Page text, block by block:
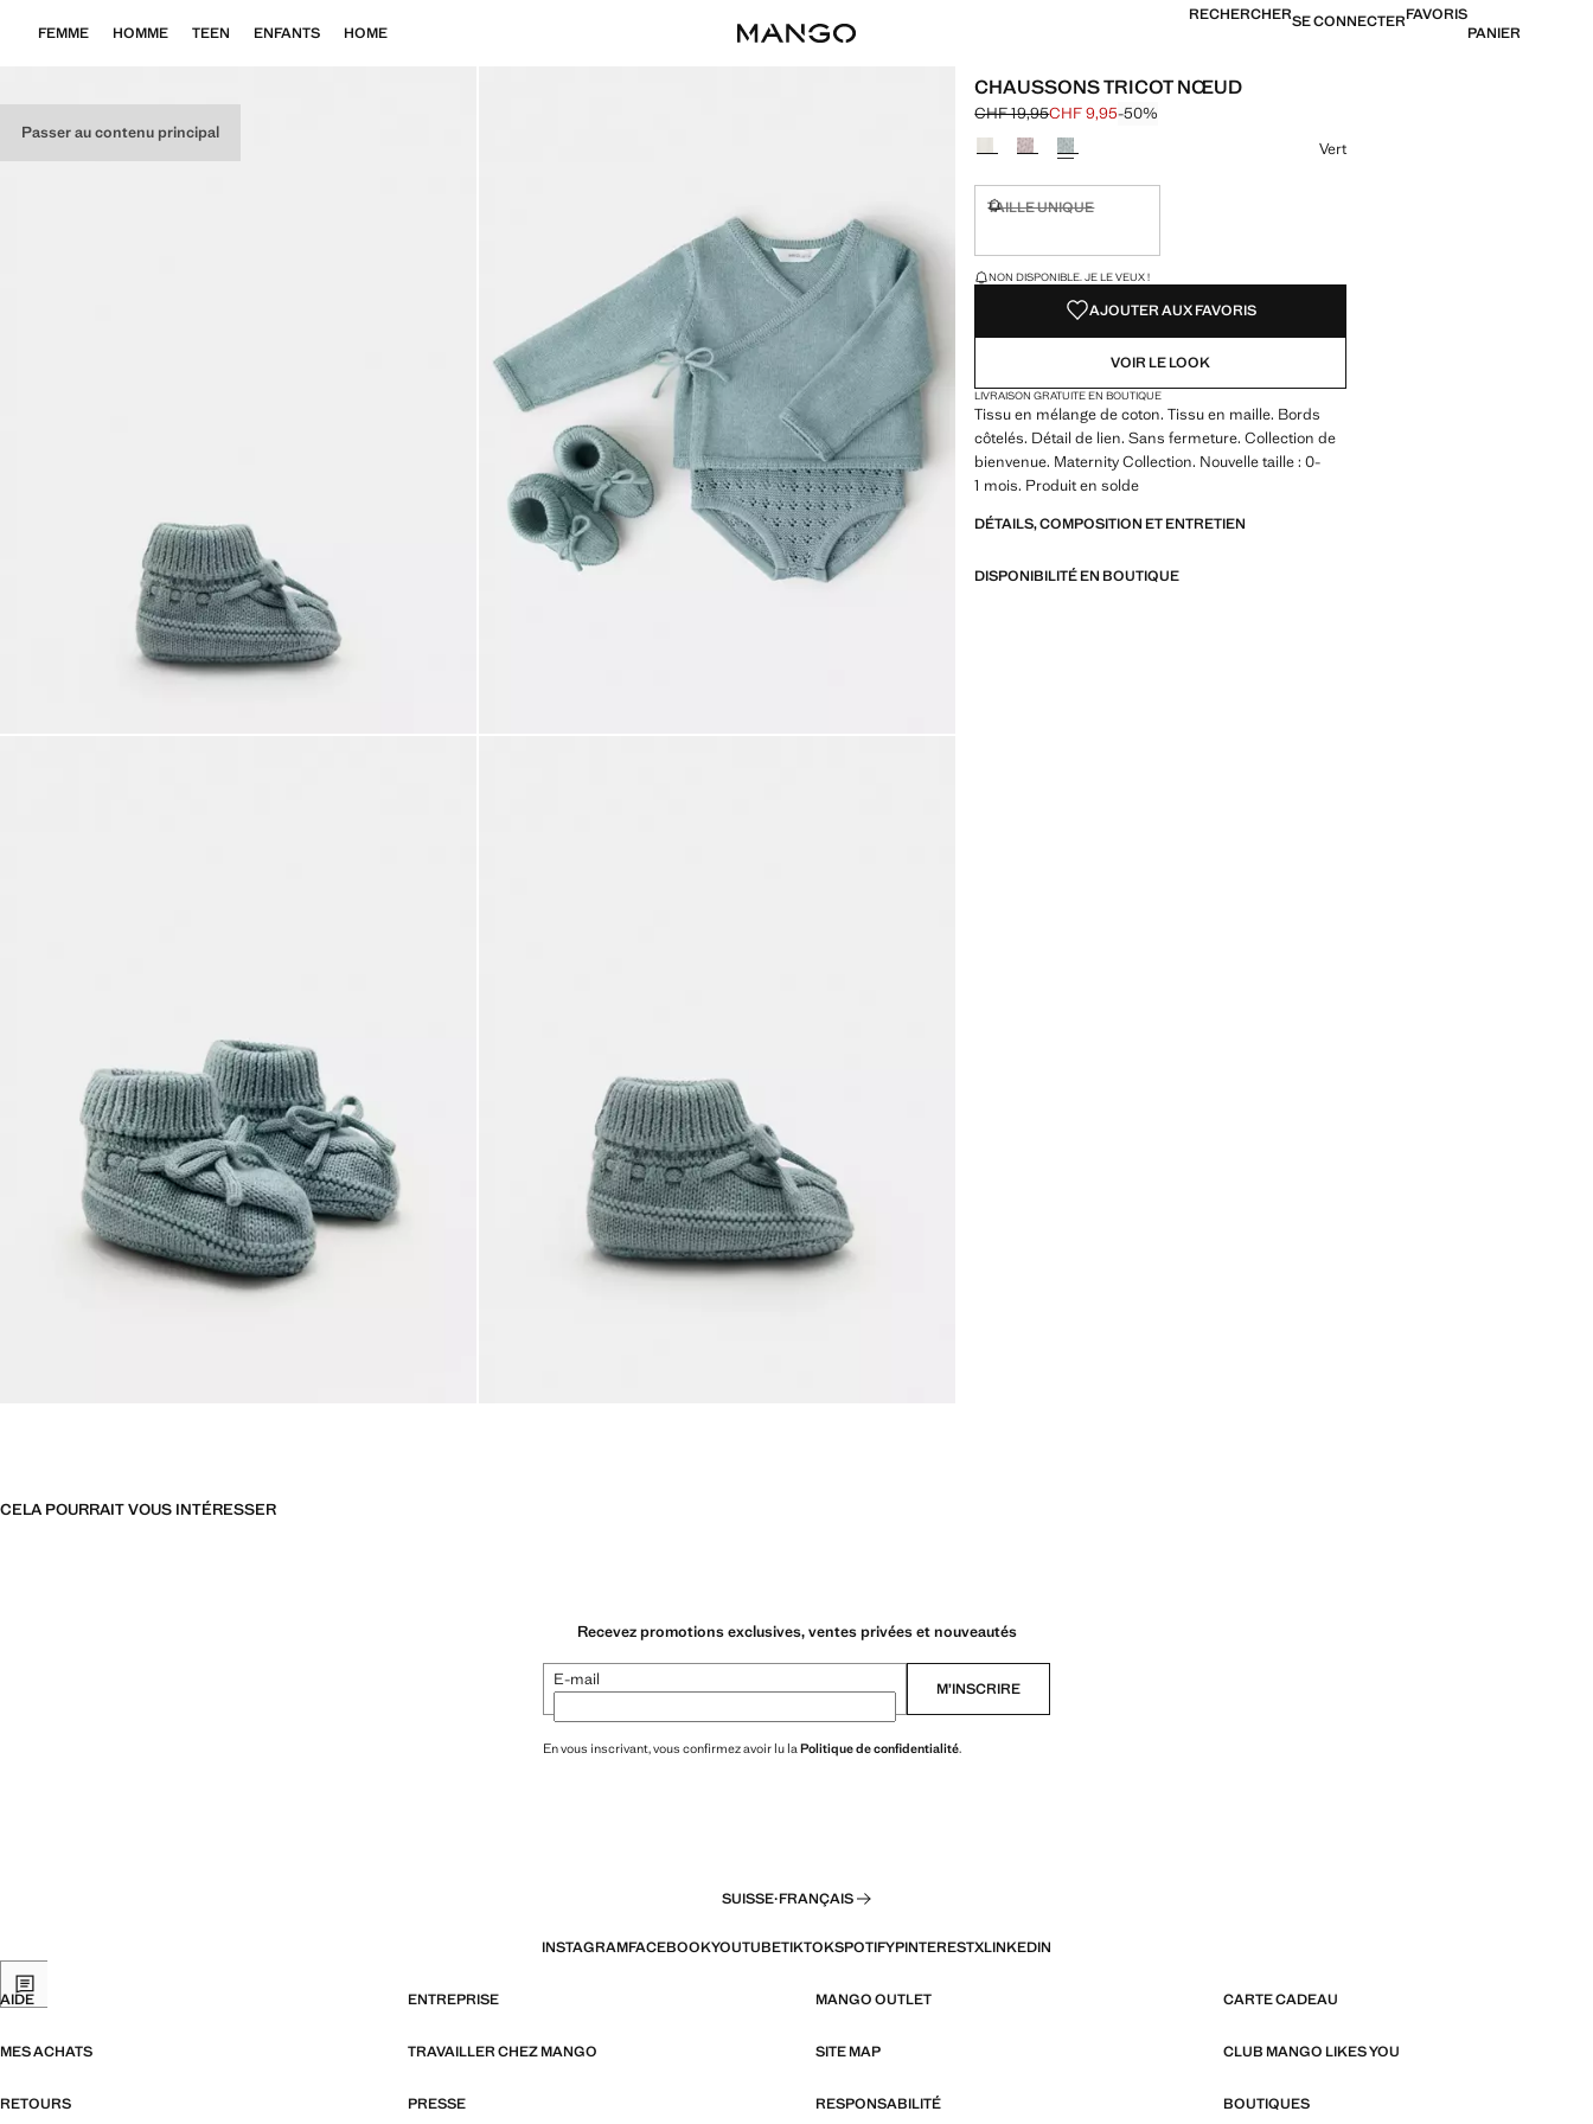
Passer au contenu principal
FEMME HOMME TEEN ENFANTS HOME
RECHERCHERSE CONNECTERFAVORIS
PANIER
CHAUSSONS TRICOT NŒUD
Prix initial barré [CHF 19,95 ]
CHF 19,95
Prix actuel [CHF 9,95 ]
CHF 9,95-50%
Choisissez une couleur
Vert
TAILLE UNIQUE
Non disponible. Je le veux !
DERNIÈRES UNITÉS !
NON DISPONIBLE. JE LE VEUX !
AJOUTER AUX FAVORIS
VOIR LE LOOK
LIVRAISON GRATUITE EN BOUTIQUE
Tissu en mélange de coton. Tissu en maille. Bords
côtelés. Détail de lien. Sans fermeture. Collection de
bienvenue. Maternity Collection. Nouvelle taille : 0-
1 mois. Produit en solde
DÉTAILS, COMPOSITION ET ENTRETIEN
DISPONIBILITÉ EN BOUTIQUE
CELA POURRAIT VOUS INTÉRESSER
Recevez promotions exclusives, ventes privées et nouveautés
E-mail M’INSCRIRE
En vous inscrivant, vous confirmez avoir lu laPolitique de confidentialité.
SUISSE·FRANÇAIS
INSTAGRAMFACEBOOKYOUTUBETIKTOKSPOTIFYPINTERESTXLINKEDIN
AIDE ENTREPRISE MANGO OUTLET CARTE CADEAU
MES ACHATS TRAVAILLER CHEZ MANGO SITE MAP CLUB MANGO LIKES YOU
RETOURS PRESSE RESPONSABILITÉ BOUTIQUES